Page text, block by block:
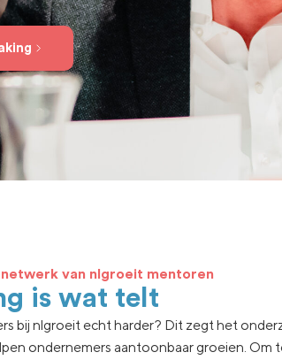
van nlgroeit mentoren
is wat telt
bij nlgroeit echt harder? Dit zegt het
ondernemers aantoonbaar groeien. Om